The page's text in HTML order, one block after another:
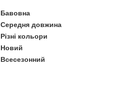
Бавовна
Середня довжина
Різні кольори
Новий
Всесезонний